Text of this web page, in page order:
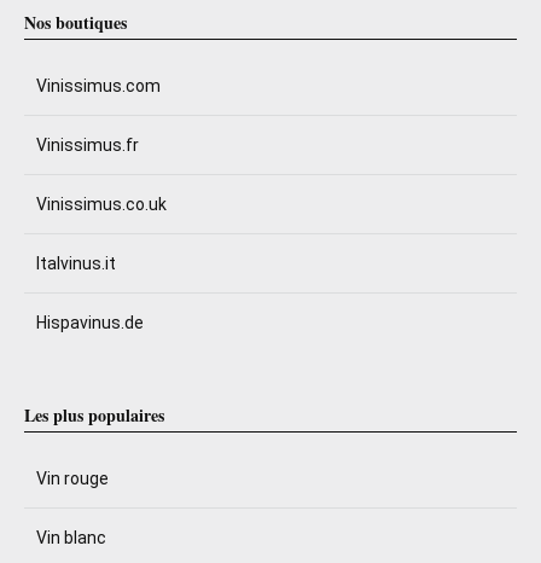
Nos boutiques
Vinissimus.com
Vinissimus.fr
Vinissimus.co.uk
Italvinus.it
Hispavinus.de
Les plus populaires
Vin rouge
Vin blanc